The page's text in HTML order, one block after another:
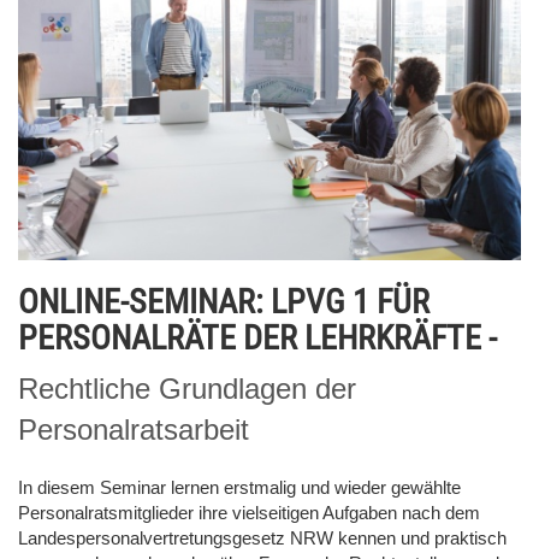
ONLINE-SEMINAR: LPVG 1 FÜR
PERSONALRÄTE DER LEHRKRÄFTE -
Rechtliche Grundlagen der
Personalratsarbeit
In diesem Seminar lernen erstmalig und wieder gewählte
Personalratsmitglieder ihre vielseitigen Aufgaben nach dem
Landespersonalvertretungsgesetz NRW kennen und praktisch